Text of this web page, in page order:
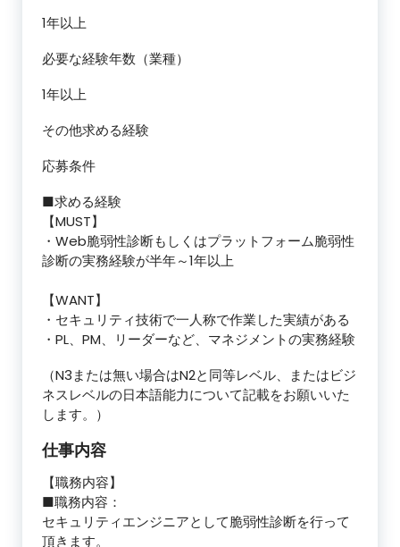
1年以上
必要な経験年数（業種）
1年以上
その他求める経験
応募条件
■求める経験
【MUST】
・Web脆弱性診断もしくはプラットフォーム脆弱性
診断の実務経験が半年～1年以上
【WANT】
・セキュリティ技術で一人称で作業した実績がある
・PL、PM、リーダーなど、マネジメントの実務経験
（N3または無い場合はN2と同等レベル、またはビジ
ネスレベルの日本語能力について記載をお願いいた
します。）
仕事内容
【職務内容】
■職務内容：
セキュリティエンジニアとして脆弱性診断を行って
頂きます。